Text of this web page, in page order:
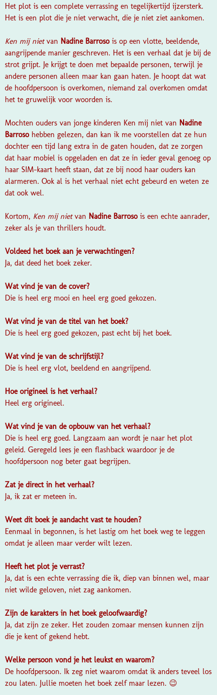
Het plot is een complete verrassing en tegelijkertijd ijzersterk.
Het is een plot die je niet verwacht, die je niet ziet aankomen.
Ken mij nietvan Nadine Barroso is op een vlotte, beeldende,
aangrijpende manier geschreven. Het is een verhaal dat je bij de
strot grijpt. Je krijgt te doen met bepaalde personen, terwijl je
andere personen alleen maar kan gaan haten. Je hoopt dat wat
de hoofdpersoon is overkomen, niemand zal overkomen omdat
het te gruwelijk voor woorden is.
Mochten ouders van jonge kinderen Ken mij niet van Nadine
Barroso hebben gelezen, dan kan ik me voorstellen dat ze hun
dochter een tijd lang extra in de gaten houden, dat ze zorgen
dat haar mobiel is opgeladen en dat ze in ieder geval genoeg op
haar SIM-kaart heeft staan, dat ze bij nood haar ouders kan
alarmeren. Ook al is het verhaal niet echt gebeurd en weten ze
dat ook wel.
Kortom, Ken mij nietvan Nadine Barroso is een echte aanrader,
zeker als je van thrillers houdt.
Voldeed het boek aan je verwachtingen?
Ja, dat deed het boek zeker.
Wat vind je van de cover?
Die is heel erg mooi en heel erg goed gekozen.
Wat vind je van de titel van het boek?
Die is heel erg goed gekozen, past echt bij het boek.
Wat vind je van de schrijfstijl?
Die is heel erg vlot, beeldend en aangrijpend.
Hoe origineel is het verhaal?
Heel erg origineel.
Wat vind je van de opbouw van het verhaal?
Die is heel erg goed. Langzaam aan wordt je naar het plot
geleid. Geregeld lees je een flashback waardoor je de
hoofdpersoon nog beter gaat begrijpen.
Zat je direct in het verhaal?
Ja, ik zat er meteen in.
Weet dit boek je aandacht vast te houden?
Eenmaal in begonnen, is het lastig om het boek weg te leggen
omdat je alleen maar verder wilt lezen.
Heeft het plot je verrast?
Ja, dat is een echte verrassing die ik, diep van binnen wel, maar
niet wilde geloven, niet zag aankomen.
Zijn de karakters in het boek geloofwaardig?
Ja, dat zijn ze zeker. Het zouden zomaar mensen kunnen zijn
die je kent of gekend hebt.
Welke persoon vond je het leukst en waarom?
De hoofdpersoon. Ik zeg niet waarom omdat ik anders teveel los
zou laten. Jullie moeten het boek zelf maar lezen. 😉